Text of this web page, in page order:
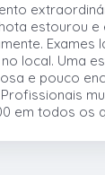
estourou
Exames
local. Uma
e pouco
em todos os